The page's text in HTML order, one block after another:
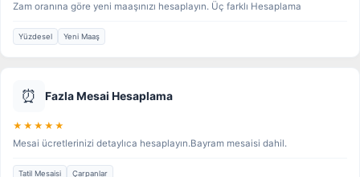
Zam oranına göre yeni maaşınızı hesaplayın. Üç farklı Hesaplama
Yüzdesel Yeni Maaş
⏰ Fazla Mesai Hesaplama
★★★★★
Mesai ücretlerinizi detaylıca hesaplayın.Bayram mesaisi dahil.
Tatil Mesaisi Çarpanlar